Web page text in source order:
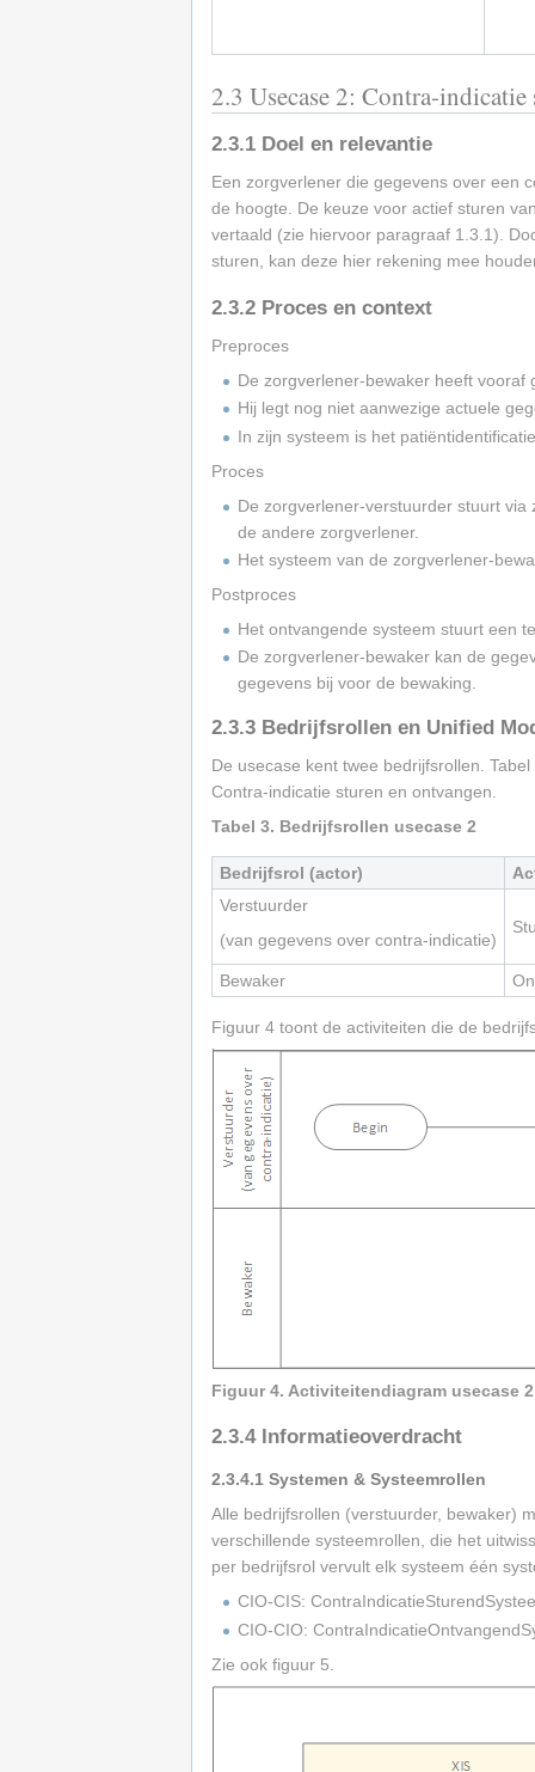
2.3 Usecase 2: Contra-
2.3.1 Doel en relevantie
Een zorgverlener die gegevens over een
de hoogte. De keuze voor actief sturen
vertaald (zie hiervoor paragraaf 1.3.1).
sturen, kan deze hier rekening mee
2.3.2 Proces en context
Preproces
De zorgverlener-bewaker heeft
Hij legt nog niet aanwezige actuele
In zijn systeem is het
Proces
De zorgverlener-verstuurder stuurt
de andere zorgverlener.
Het systeem van de zorgverlener-
Postproces
Het ontvangende systeem stuurt een
De zorgverlener-bewaker kan de
gegevens bij voor de bewaking.
2.3.3 Bedrijfsrollen en Unified
De usecase kent twee bedrijfsrollen.
Contra-indicatie sturen en ontvangen.
Tabel 3. Bedrijfsrollen usecase 2
Bedrijfsrol (actor)
Verstuurder
(van gegevens over contra-indicatie)
Bewaker
Figuur 4 toont de activiteiten die de
Figuur 4. Activiteitendiagram usecase 2
2.3.4Informatieoverdracht
2.3.4.1 Systemen & Systeemrollen
Alle bedrijfsrollen (verstuurder, bewaker)
verschillende systeemrollen, die het
per bedrijfsrol vervult elk systeem één
CIO-CIS:
CIO-CIO:
Zie ook figuur 5.